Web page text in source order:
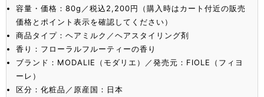
容量・価格：80g／税込2,200円（購入時はカート付近の販売
価格とポイント表示を確認してください）
商品タイプ：ヘアミルク／ヘアスタイリング剤
香り：フローラルフルーティーの香り
ブランド：MODALIE（モダリエ）／発売元：FIOLE（フィヨ
ーレ）
区分：化粧品／原産国：日本